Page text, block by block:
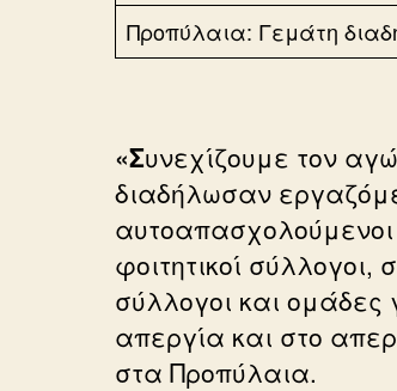
Προπύλαια: Γεμάτη
«Συνεχίζουμε τον
διαδήλωσαν
φοιτητικοί
σύλλογοι και ομάδες
απεργία και στο
στα Προπύλαια.